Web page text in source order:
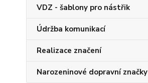
VDZ - šablony pro nástřik
Údržba komunikací
Realizace značení
Narozeninové dopravní značky